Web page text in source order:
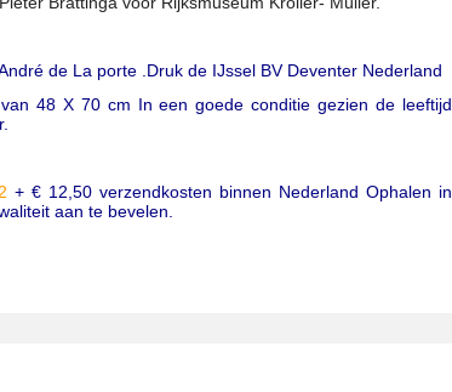
de La porte .Druk de IJssel BV Deventer Nederland
48 X 70 cm In een goede conditie gezien de leeftijd
+ € 12,50 verzendkosten binnen Nederland Ophalen in
aan te bevelen.